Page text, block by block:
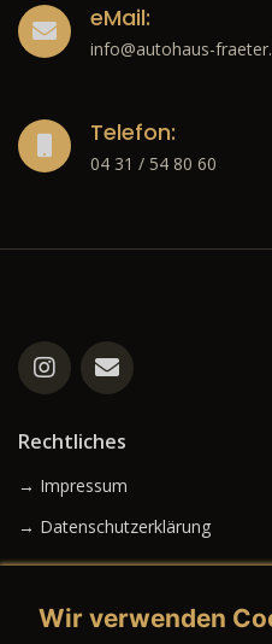
eMail:
info@autohaus-
Telefon:
04 31 / 54 80 60
Rechtliches
→ Impressum
→ Datenschutzerklärung
Wir verwenden